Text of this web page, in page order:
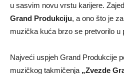
u sasvim novu vrstu karijere.
Grand Produkciju, a ono što je
muzička kuća brzo se pretvorilo u
Najveći uspjeh Grand Produkcije
muzičkog takmičenja „Zvezde